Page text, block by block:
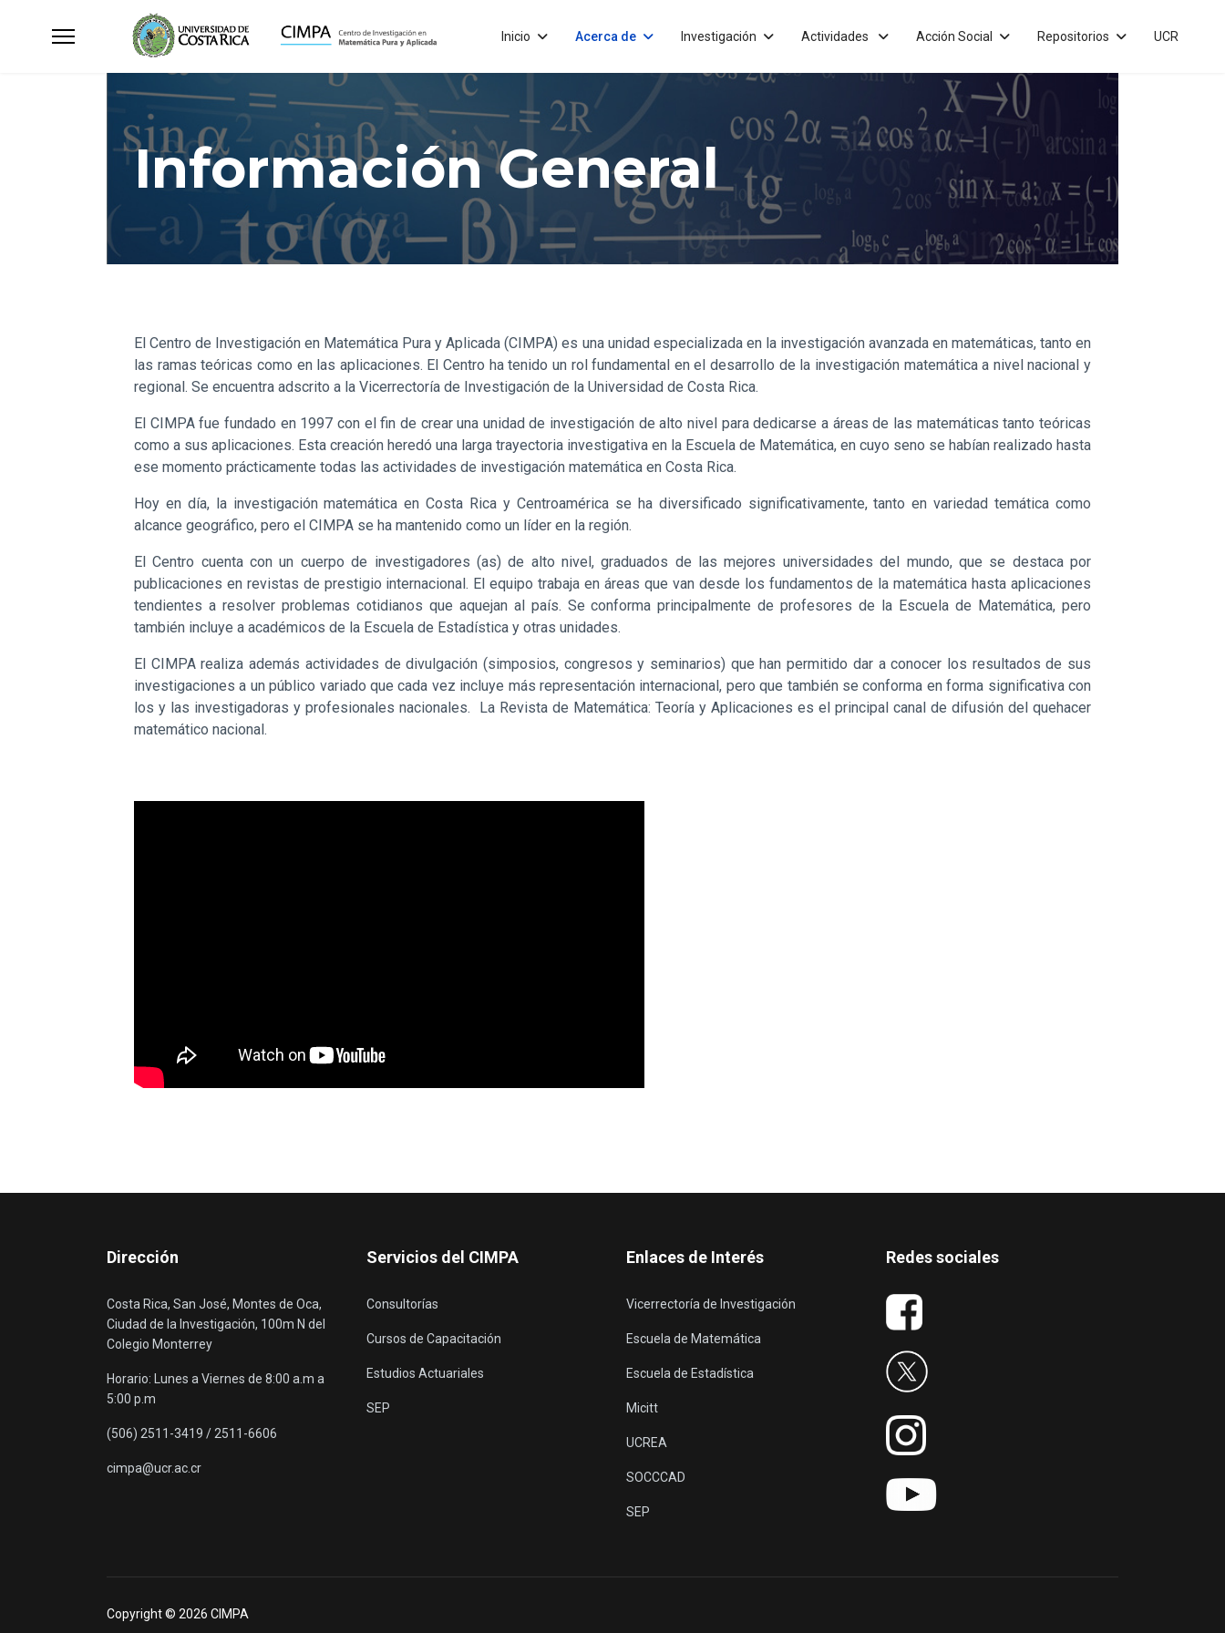
Inicio Acerca de Investigación Actividades Acción Social Repositorios UCR
Información General
El Centro de Investigación en Matemática Pura y Aplicada (CIMPA) es una unidad especializada en la investigación avanzada en matemáticas, tanto en
las ramas teóricas como en las aplicaciones. El Centro ha tenido un rol fundamental en el desarrollo de la investigación matemática a nivel nacional y
regional. Se encuentra adscrito a la Vicerrectoría de Investigación de la Universidad de Costa Rica.
El CIMPA fue fundado en 1997 con el fin de crear una unidad de investigación de alto nivel para dedicarse a áreas de las matemáticas tanto teóricas
como a sus aplicaciones. Esta creación heredó una larga trayectoria investigativa en la Escuela de Matemática, en cuyo seno se habían realizado hasta
ese momento prácticamente todas las actividades de investigación matemática en Costa Rica.
Hoy en día, la investigación matemática en Costa Rica y Centroamérica se ha diversificado significativamente, tanto en variedad temática como
alcance geográfico, pero el CIMPA se ha mantenido como un líder en la región.
El Centro cuenta con un cuerpo de investigadores (as) de alto nivel, graduados de las mejores universidades del mundo, que se destaca por
publicaciones en revistas de prestigio internacional. El equipo trabaja en áreas que van desde los fundamentos de la matemática hasta aplicaciones
tendientes a resolver problemas cotidianos que aquejan al país. Se conforma principalmente de profesores de la Escuela de Matemática, pero
también incluye a académicos de la Escuela de Estadística y otras unidades.
El CIMPA realiza además actividades de divulgación (simposios, congresos y seminarios) que han permitido dar a conocer los resultados de sus
investigaciones a un público variado que cada vez incluye más representación internacional, pero que también se conforma en forma significativa con
los y las investigadoras y profesionales nacionales. La Revista de Matemática: Teoría y Aplicaciones es el principal canal de difusión del quehacer
matemático nacional.
Dirección
Costa Rica, San José, Montes de Oca,
Ciudad de la Investigación, 100m N del
Colegio Monterrey
Horario: Lunes a Viernes de 8:00 a.m a
5:00 p.m
(506) 2511-3419 / 2511-6606
cimpa@ucr.ac.cr
Servicios del CIMPA
Consultorías
Cursos de Capacitación
Estudios Actuariales
SEP
Enlaces de Interés
Vicerrectoría de Investigación
Escuela de Matemática
Escuela de Estadística
Micitt
UCREA
SOCCCAD
SEP
Redes sociales
Copyright © 2026 CIMPA